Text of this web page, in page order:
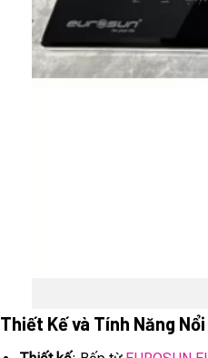
Thiết Kế và Tính Năng